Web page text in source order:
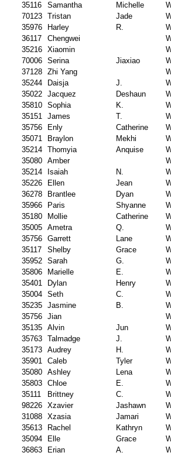
35116 Samantha Michelle
70123 Tristan Jade
35976 Harley R.
36117 Chengwei
35216 Xiaomin
70006 Serina Jiaxiao
37128 Zhi Yang
35244 Daisja J.
35022 Jacquez Deshaun
35810 Sophia K.
35151 James T.
35756 Enly Catherine
35071 Braylon Mekhi
35214 Thomyia Anquise
35080 Amber
35214 Isaiah N.
35226 Ellen Jean
36278 Brantlee Dyan
35966 Paris Shyanne
35180 Mollie Catherine
35005 Ametra Q.
35756 Garrett Lane
35117 Shelby Grace
35952 Sarah G.
35806 Marielle E.
35401 Dylan Henry
35004 Seth C.
35235 Jasmine B.
35756 Jian
35135 Alvin Jun
35763 Talmadge J.
35173 Audrey H.
35901 Caleb Tyler
35080 Ashley Lena
35803 Chloe E.
35111 Brittney C.
98226 Xzavier Jashawn
31088 Xzasia Jamari
35613 Rachel Kathryn
35094 Elle Grace
36863 Erian A.